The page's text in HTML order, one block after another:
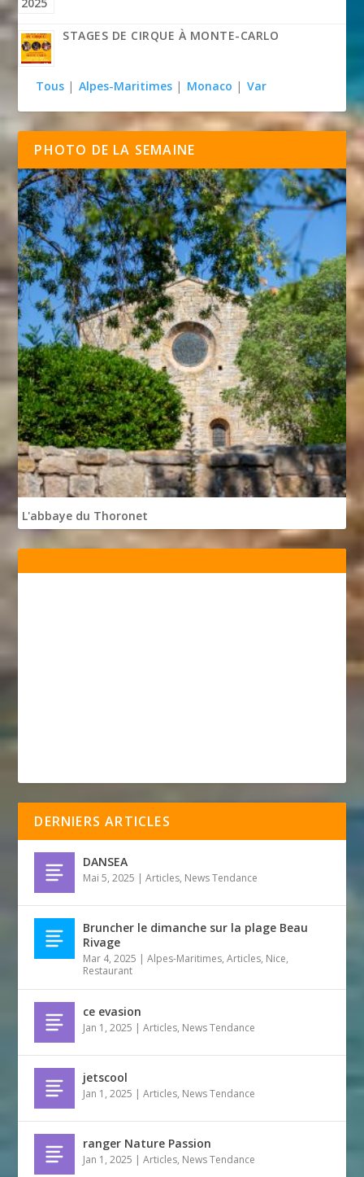
STAGES DE CIRQUE À MONTE-CARLO
Tous | Alpes-Maritimes | Monaco | Var
PHOTO DE LA SEMAINE
L'abbaye du Thoronet
DERNIERS ARTICLES
DANSEA
Mai 5, 2025 |Articles, News Tendance
Bruncher le dimanche sur la plage Beau
Rivage
Mar 4, 2025 |Alpes-Maritimes,Articles, Nice,
Restaurant
ce evasion
Jan 1, 2025 |Articles, News Tendance
jetscool
Jan 1, 2025 |Articles, News Tendance
ranger Nature Passion
Jan 1, 2025 |Articles, News Tendance